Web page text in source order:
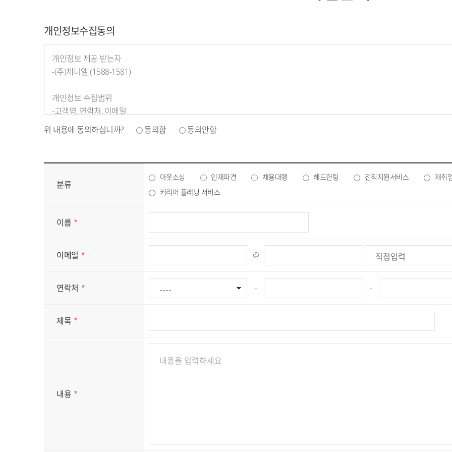
개인정보수집동의
개인정보 제공 받는자
-(주)제니엘 (1588-1581)
개인정보 수집범위
-고객명, 연락처, 이메일
개인정보 수집 및 이용목적
-개인정보는 수집 및 이용 목적 달성 시까지 보유하며, 이용목적 달성 후 파기하는 것을 원칙으로함
위 내용에 동의하십니까? 동의함 동의안함
분류
아웃소싱 인재파견 채용대행 헤드헌팅 전직지원서비스 재취
커리어 플래닝 서비스
이름
이메일 @
연락처 - -
제목
내용